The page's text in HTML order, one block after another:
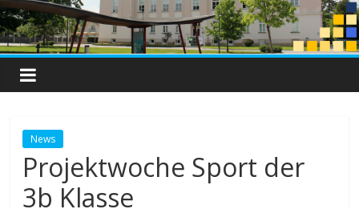
News
Projektwoche Sport der
3b Klasse